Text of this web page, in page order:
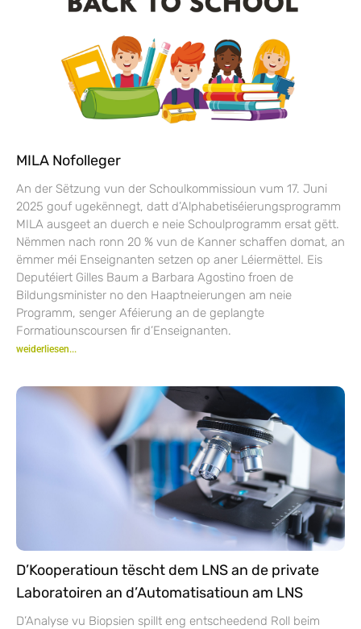
MILA Nofolleger
An der Sëtzung vun der Schoulkommissioun vum 17. Juni
2025 gouf ugekënnegt, datt d’Alphabetiséierungsprogramm
MILA ausgeet an duerch e neie Schoulprogramm ersat gëtt.
Nëmmen nach ronn 20 % vun de Kanner schaffen domat, an
ëmmer méi Enseignanten setzen op aner Léiermëttel. Eis
Deputéiert Gilles Baum a Barbara Agostino froen de
Bildungsminister no den Haaptneierungen am neie
Programm, senger Aféierung an de geplangte
Formatiounscoursen fir d’Enseignanten.
weiderliesen...
D’Kooperatioun tëscht dem LNS an de private
Laboratoiren an d’Automatisatioun am LNS
D’Analyse vu Biopsien spillt eng entscheedend Roll beim